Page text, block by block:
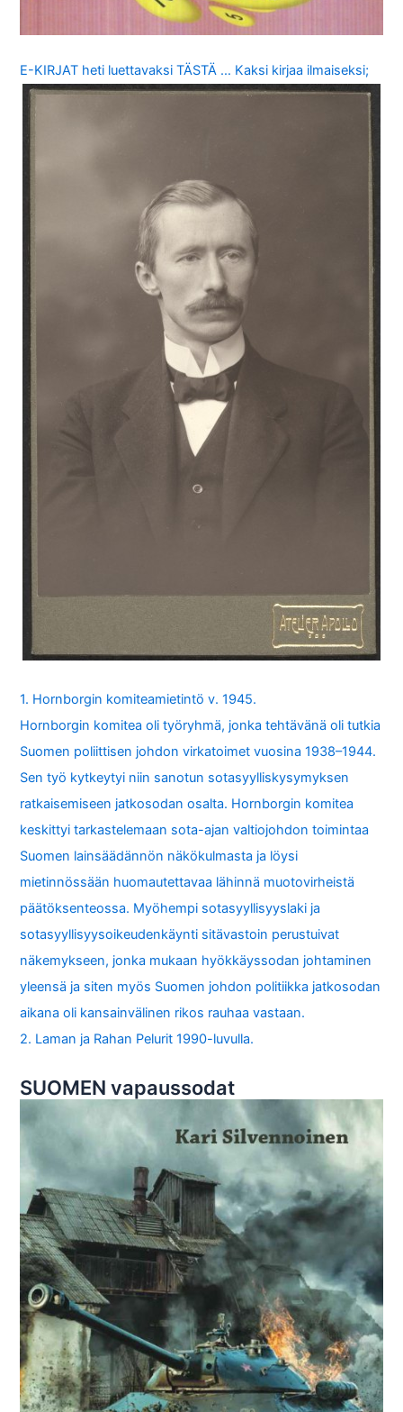
E-KIRJAT heti luettavaksi TÄSTÄ … Kaksi kirjaa ilmaiseksi;
1. Hornborgin komiteamietintö v. 1945.
Hornborgin komitea oli työryhmä, jonka tehtävänä oli tutkia
Suomen poliittisen johdon virkatoimet vuosina 1938–1944.
Sen työ kytkeytyi niin sanotun sotasyylliskysymyksen
ratkaisemiseen jatkosodan osalta. Hornborgin komitea
keskittyi tarkastelemaan sota-ajan valtiojohdon toimintaa
Suomen lainsäädännön näkökulmasta ja löysi
mietinnössään huomautettavaa lähinnä muotovirheistä
päätöksenteossa. Myöhempi sotasyyllisyyslaki ja
sotasyyllisyysoikeudenkäynti sitävastoin perustuivat
näkemykseen, jonka mukaan hyökkäyssodan johtaminen
yleensä ja siten myös Suomen johdon politiikka jatkosodan
aikana oli kansainvälinen rikos rauhaa vastaan.
2. Laman ja Rahan Pelurit 1990-luvulla.
SUOMEN vapaussodat